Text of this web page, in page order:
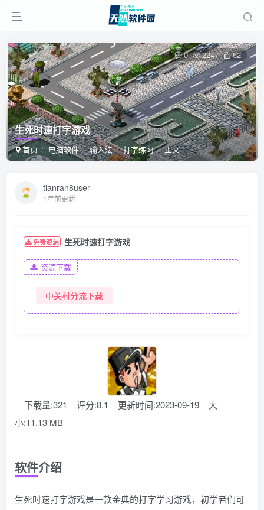
生死时速打字游戏
首页 电脑软件 输入法 打字练习 正文
0 2247 62
tianran8user
1年前更新
免费资源 生死时速打字游戏
资源下载
中关村分流下载
下载量:321 评分:8.1 更新时间:2023-09-19
大
小:11.13 MB
软件介绍
生死时速打字游戏是一款金典的打字学习游戏，初学者们可